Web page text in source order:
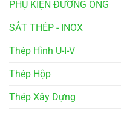
PHỤ KIỆN ĐƯỜNG ỐNG
SẮT THÉP - INOX
Thép Hình U-I-V
Thép Hộp
Thép Xây Dựng